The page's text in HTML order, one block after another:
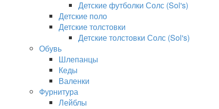
Детские футболки Солс (Sol's)
Детские поло
Детские толстовки
Детские толстовки Солс (Sol's)
Обувь
Шлепанцы
Кеды
Валенки
Фурнитура
Лейблы